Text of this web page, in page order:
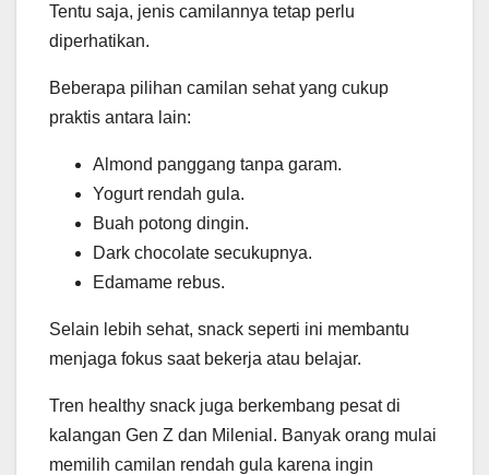
Tentu saja, jenis camilannya tetap perlu
diperhatikan.
Beberapa pilihan camilan sehat yang cukup
praktis antara lain:
Almond panggang tanpa garam.
Yogurt rendah gula.
Buah potong dingin.
Dark chocolate secukupnya.
Edamame rebus.
Selain lebih sehat, snack seperti ini membantu
menjaga fokus saat bekerja atau belajar.
Tren healthy snack juga berkembang pesat di
kalangan Gen Z dan Milenial. Banyak orang mulai
memilih camilan rendah gula karena ingin